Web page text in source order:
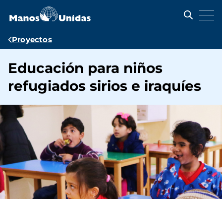
contenido
Ruta
navegación
Proyectos
Educación para niños
refugiados sirios e iraquíes